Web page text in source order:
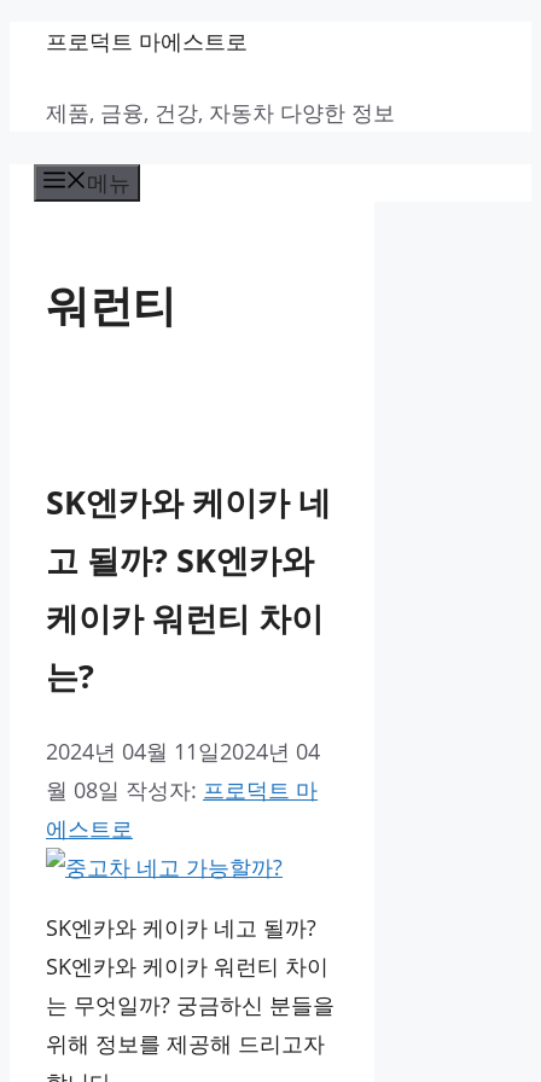
프로덕트 마에스트로
제품, 금융, 건강, 자동차 다양한 정보
메뉴
워런티
SK엔카와 케이카 네
고 될까? SK엔카와
케이카 워런티 차이
는?
2024년 04월 11일2024년 04
월 08일 작성자: 프로덕트 마
에스트로
SK엔카와 케이카 네고 될까?
SK엔카와 케이카 워런티 차이
는 무엇일까? 궁금하신 분들을
위해 정보를 제공해 드리고자